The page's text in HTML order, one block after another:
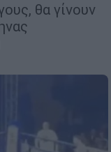
θα γίνουν